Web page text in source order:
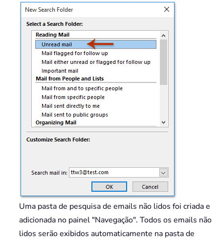
Uma pasta de pesquisa de emails não lidos foi criada e
adicionada no painel "Navegação". Todos os emails não
lidos serão exibidos automaticamente na pasta de